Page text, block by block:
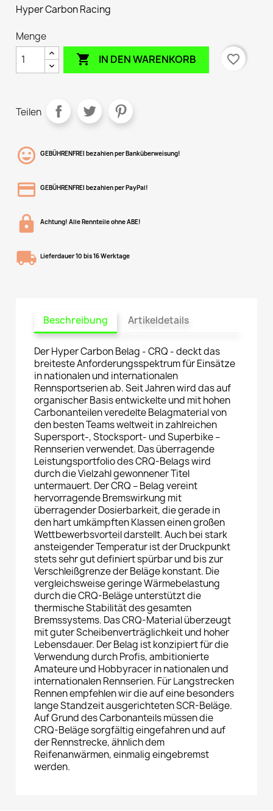
Hyper Carbon Racing
Menge
 IN DEN WARENKORB favorite_border
Teilen
GEBÜHRENFREI bezahlen per Banküberweisung!
GEBÜHRENFREI bezahlen per PayPal!
Achtung! Alle Rennteile ohne ABE!
Lieferdauer 10 bis 16 Werktage
Beschreibung Artikeldetails
Der Hyper Carbon Belag - CRQ - deckt das
breiteste Anforderungsspektrum für Einsätze
in nationalen und internationalen
Rennsportserien ab. Seit Jahren wird das auf
organischer Basis entwickelte und mit hohen
Carbonanteilen veredelte Belagmaterial von
den besten Teams weltweit in zahlreichen
Supersport-, Stocksport- und Superbike –
Rennserien verwendet. Das überragende
Leistungsportfolio des CRQ-Belags wird
durch die Vielzahl gewonnener Titel
untermauert. Der CRQ – Belag vereint
hervorragende Bremswirkung mit
überragender Dosierbarkeit, die gerade in
den hart umkämpften Klassen einen großen
Wettbewerbsvorteil darstellt. Auch bei stark
ansteigender Temperatur ist der Druckpunkt
stets sehr gut definiert spürbar und bis zur
Verschleißgrenze der Beläge konstant. Die
vergleichsweise geringe Wärmebelastung
durch die CRQ-Beläge unterstützt die
thermische Stabilität des gesamten
Bremssystems. Das CRQ-Material überzeugt
mit guter Scheibenverträglichkeit und hoher
Lebensdauer. Der Belag ist konzipiert für die
Verwendung durch Profis, ambitionierte
Amateure und Hobbyracer in nationalen und
internationalen Rennserien. Für Langstrecken
Rennen empfehlen wir die auf eine besonders
lange Standzeit ausgerichteten SCR-Beläge.
Auf Grund des Carbonanteils müssen die
CRQ-Beläge sorgfältig eingefahren und auf
der Rennstrecke, ähnlich dem
Reifenanwärmen, einmalig eingebremst
werden.